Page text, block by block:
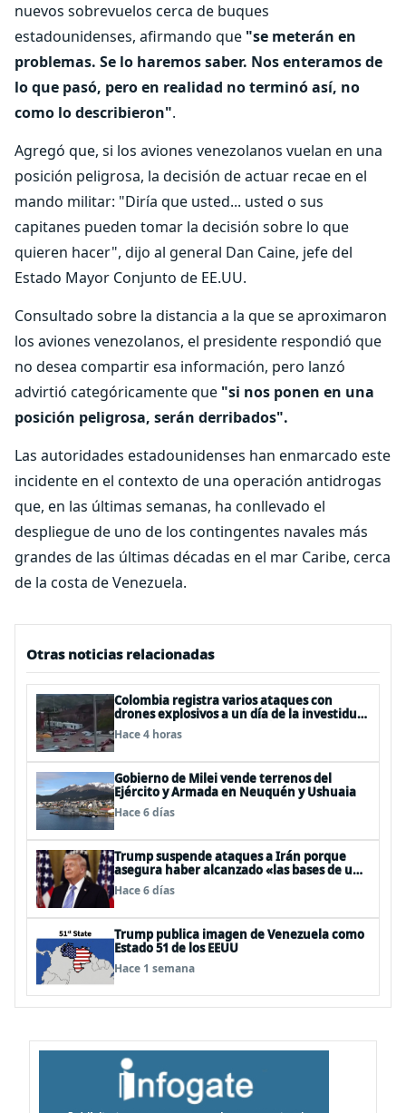
nuevos sobrevuelos cerca de buques
estadounidenses, afirmando que "se meterán en
problemas. Se lo haremos saber. Nos enteramos de
lo que pasó, pero en realidad no terminó así, no
como lo describieron".
Agregó que, si los aviones venezolanos vuelan en una
posición peligrosa, la decisión de actuar recae en el
mando militar: "Diría que usted... usted o sus
capitanes pueden tomar la decisión sobre lo que
quieren hacer", dijo al general Dan Caine, jefe del
Estado Mayor Conjunto de EE.UU.
Consultado sobre la distancia a la que se aproximaron
los aviones venezolanos, el presidente respondió que
no desea compartir esa información, pero lanzó
advirtió categóricamente que "si nos ponen en una
posición peligrosa, serán derribados".
Las autoridades estadounidenses han enmarcado este
incidente en el contexto de una operación antidrogas
que, en las últimas semanas, ha conllevado el
despliegue de uno de los contingentes navales más
grandes de las últimas décadas en el mar Caribe, cerca
de la costa de Venezuela.
Otras noticias relacionadas
Colombia registra varios ataques con
drones explosivos a un día de la investidura
de De la Espriella: un policía muerto
Hace 4 horas
Gobierno de Milei vende terrenos del
Ejército y Armada en Neuquén y Ushuaia
Hace 6 días
Trump suspende ataques a Irán porque
asegura haber alcanzado «las bases de un
acuerdo»
Hace 6 días
Trump publica imagen de Venezuela como
Estado 51 de los EEUU
Hace 1 semana